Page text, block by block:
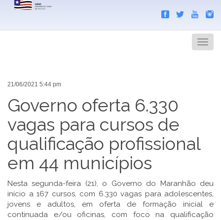
Menu
21/06/2021 5:44 pm
Governo oferta 6.330
vagas para cursos de
qualificação profissional
em 44 municípios
Nesta segunda-feira (21), o Governo do Maranhão deu
início a 167 cursos, com 6.330 vagas para adolescentes,
jovens e adultos, em oferta de formação inicial e
continuada e/ou oficinas, com foco na qualificação